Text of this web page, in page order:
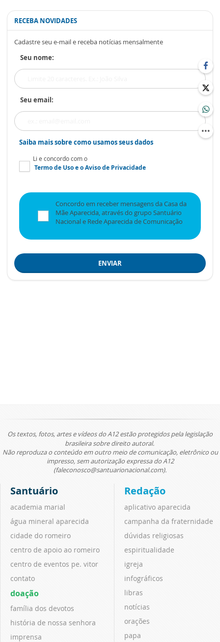
RECEBA NOVIDADES
Cadastre seu e-mail e receba notícias mensalmente
Seu nome:
Seu email:
Saiba mais sobre como usamos seus dados
Li e concordo com o
Termo de Usoe oAviso de Privacidade
Concordo em receber mensagens da Casa da
Mãe Aparecida, através do grupo Santuário
Nacional e Rede Aparecida de Comunicação
ENVIAR
Os textos, fotos, artes e vídeos do A12 estão protegidos pela legislação
brasileira sobre direito autoral.
Não reproduza o conteúdo em outro meio de comunicação, eletrônico ou
impresso, sem autorização expressa do A12
(faleconosco@santuarionacional.com).
Santuário
academia marial
água mineral aparecida
cidade do romeiro
centro de apoio ao romeiro
centro de eventos pe. vitor
contato
doação
família dos devotos
história de nossa senhora
imprensa
Redação
aplicativo aparecida
campanha da fraternidade
dúvidas religiosas
espiritualidade
igreja
infográficos
libras
notícias
orações
papa